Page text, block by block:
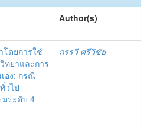
Author(s)
ดยการใช้
ทยาและการ
อง: กรณี
วไป
มระดับ 4
กรรวี ศรีวิชัย